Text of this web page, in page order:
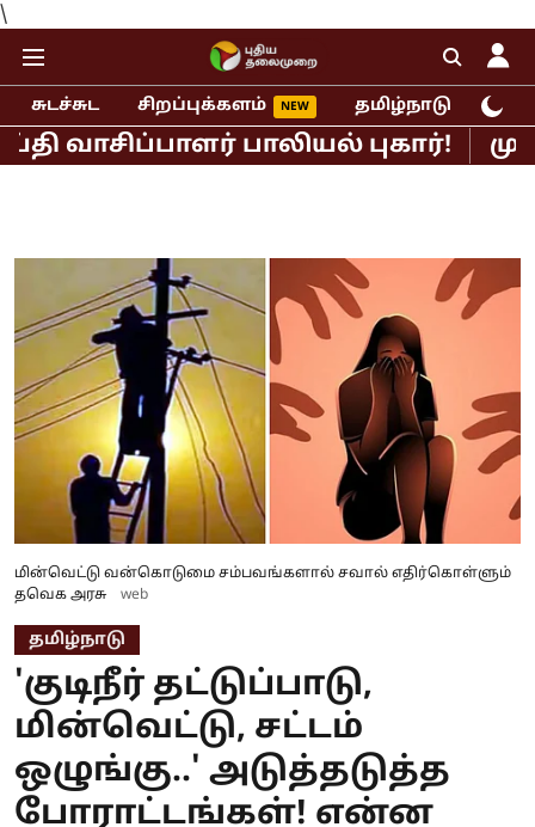
\
சுடச்சுட சிறப்புக்களம் தமிழ்நாடு
பாலியல் புகார்! முதல்வர்
மின்வெட்டு வன்கொடுமை சம்பவங்களால் சவால் எதிர்கொள்ளும்
தவெக அரசு
web
தமிழ்நாடு
'குடிநீர் தட்டுப்பாடு,
மின்வெட்டு, சட்டம்
ஒழுங்கு..' அடுத்தடுத்த
போராட்டங்கள்! என்ன